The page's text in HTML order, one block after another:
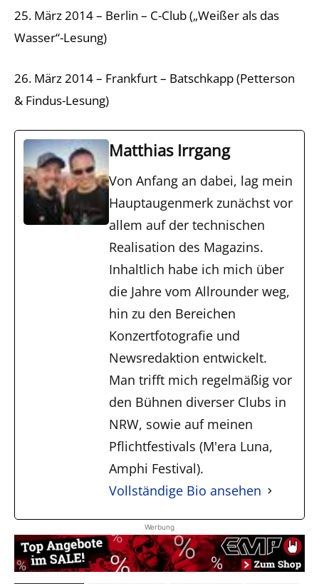
25. März 2014 – Berlin – C-Club („Weißer als das
Wasser“-Lesung)
26. März 2014 – Frankfurt – Batschkapp (Petterson
& Findus-Lesung)
Matthias Irrgang
Von Anfang an dabei, lag mein
Hauptaugenmerk zunächst vor
allem auf der technischen
Realisation des Magazins.
Inhaltlich habe ich mich über
die Jahre vom Allrounder weg,
hin zu den Bereichen
Konzertfotografie und
Newsredaktion entwickelt.
Man trifft mich regelmäßig vor
den Bühnen diverser Clubs in
NRW, sowie auf meinen
Pflichtfestivals (M'era Luna,
Amphi Festival).
Vollständige Bio ansehen
Werbung